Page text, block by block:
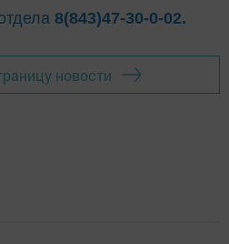
8(843)47-30-0-02.
новости